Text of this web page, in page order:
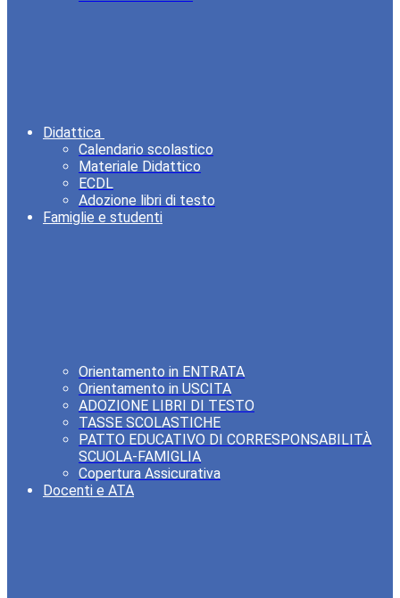
Didattica
Calendario scolastico
Materiale Didattico
ECDL
Adozione libri di testo
Famiglie e studenti
Orientamento in ENTRATA
Orientamento in USCITA
ADOZIONE LIBRI DI TESTO
TASSE SCOLASTICHE
PATTO EDUCATIVO DI CORRESPONSABILITÀ
SCUOLA-FAMIGLIA
Copertura Assicurativa
Docenti e ATA